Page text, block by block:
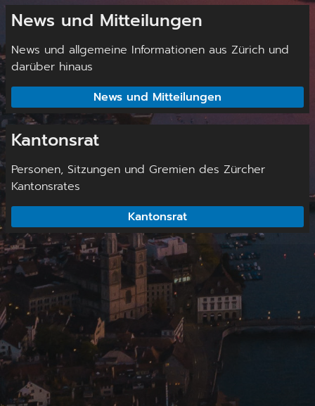
News und Mitteilungen
News und allgemeine Informationen aus Zürich und
darüber hinaus
News und Mitteilungen
Kantonsrat
Personen, Sitzungen und Gremien des Zürcher
Kantonsrates
Kantonsrat